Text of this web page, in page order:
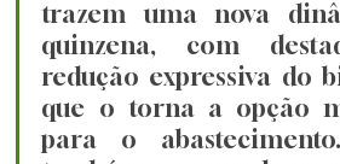
trazem uma nova
quinzena, com
redução expressiva do
que o torna a opção
para o